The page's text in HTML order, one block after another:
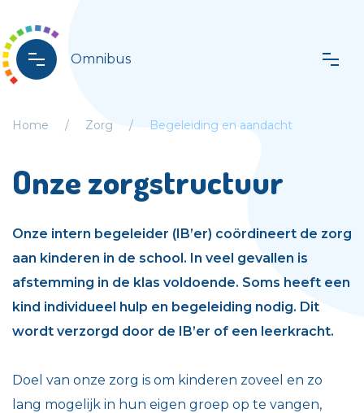
Omnibus
Home Zorg Begeleiding en aandacht
Onze zorgstructuur
Onze intern begeleider (IB’er) coördineert de zorg
aan kinderen in de school. In veel gevallen is
afstemming in de klas voldoende. Soms heeft een
kind individueel hulp en begeleiding nodig. Dit
wordt verzorgd door de IB’er of een leerkracht.
Doel van onze zorg is om kinderen zoveel en zo
lang mogelijk in hun eigen groep op te vangen,